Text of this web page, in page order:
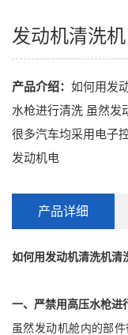
发动机清洗机
产品介绍： 如何用发
水枪进行清洗 虽然发
很多汽车均采用电子
发动机电
产品详细
如何用发动机清洗机清
一、严禁用高压水枪进
虽然发动机舱内的部